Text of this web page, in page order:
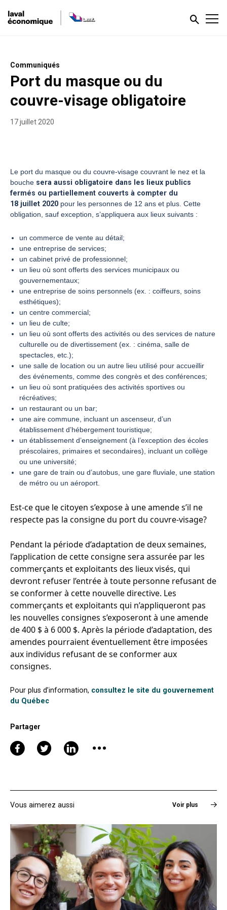
Communiqués
Port du masque ou du
couvre-visage obligatoire
17 juillet 2020
Le port du masque ou du couvre-visage couvrant le nez et la
bouche sera aussi obligatoire dans les lieux publics
fermés ou partiellement couverts à compter du
18 juillet 2020 pour les personnes de 12 ans et plus. Cette
obligation, sauf exception, s’appliquera aux lieux suivants :
un commerce de vente au détail;
une entreprise de services;
un cabinet privé de professionnel;
un lieu où sont offerts des services municipaux ou
gouvernementaux;
une entreprise de soins personnels (ex. : coiffeurs, soins
esthétiques);
un centre commercial;
un lieu de culte;
un lieu où sont offerts des activités ou des services de nature
culturelle ou de divertissement (ex. : cinéma, salle de
spectacles, etc.);
une salle de location ou un autre lieu utilisé pour accueillir
des événements, comme des congrès et des conférences;
un lieu où sont pratiquées des activités sportives ou
récréatives;
un restaurant ou un bar;
une aire commune, incluant un ascenseur, d’un
établissement d’hébergement touristique;
un établissement d’enseignement (à l’exception des écoles
préscolaires, primaires et secondaires), incluant un collège
ou une université;
une gare de train ou d’autobus, une gare fluviale, une station
de métro ou un aéroport.
Est-ce que le citoyen s’expose à une amende s’il ne
respecte pas la consigne du port du couvre-visage?
Pendant la période d’adaptation de deux semaines,
l’application de cette consigne sera assurée par les
commerçants et exploitants des lieux visés, qui
devront refuser l’entrée à toute personne refusant de
se conformer à cette nouvelle directive. Les
commerçants et exploitants qui n’appliqueront pas
les nouvelles consignes s’exposeront à une amende
de 400 $ à 6 000 $. Après la période d’adaptation, des
amendes pourraient éventuellement être imposées
aux individus refusant de se conformer aux
consignes.
Pour plus d’information, consultez le site du gouvernement
du Québec
Partager
Vous aimerez aussi Voir plus